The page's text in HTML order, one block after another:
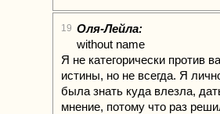
19 Оля-Лейла:
without name
Я не категорически против
истины, но не всегда. Я
была знать куда влезла,
мнение, потому что раз